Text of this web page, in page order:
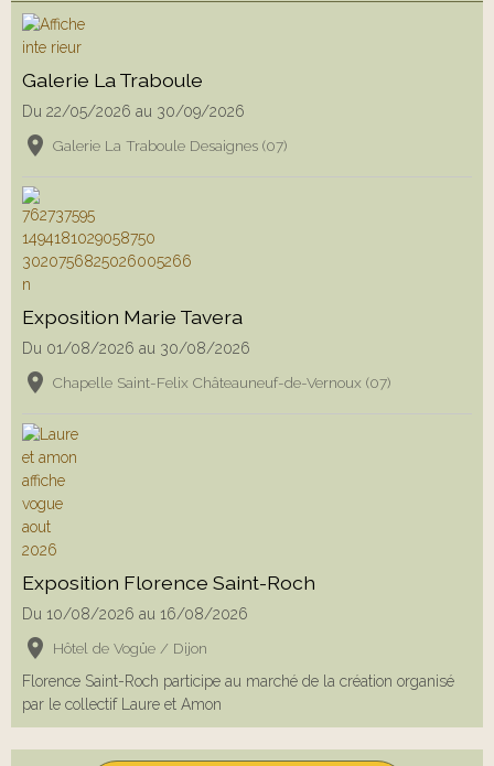
Galerie La Traboule
Du 22/05/2026 au 30/09/2026
Galerie La Traboule Desaignes (07)
Exposition Marie Tavera
Du 01/08/2026 au 30/08/2026
Chapelle Saint-Felix Châteauneuf-de-Vernoux (07)
Exposition Florence Saint-Roch
Du 10/08/2026 au 16/08/2026
Hôtel de Vogüe / Dijon
Florence Saint-Roch participe au marché de la création organisé
par le collectif Laure et Amon